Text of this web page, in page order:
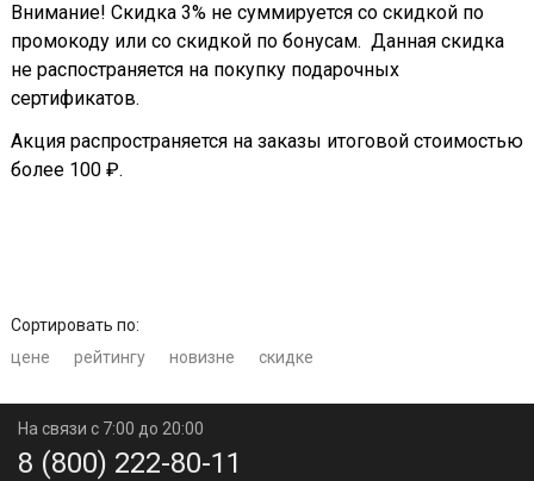
Внимание! Скидка 3% не суммируется со скидкой по
промокоду или со скидкой по бонусам. Данная скидка
не распостраняется на покупку подарочных
сертификатов.
Акция распространяется на заказы итоговой стоимостью
более 100 ₽.
Сортировать по:
цене
рейтингу новизне скидке
На связи с 7:00 до 20:00
8 (800) 222-80-11